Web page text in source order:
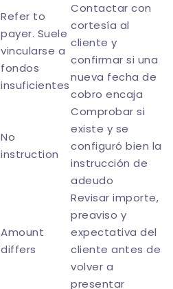
Refer to
payer. Suele
vincularse a
fondos
insuficientes
Contactar con
cortesía al
cliente y
confirmar si una
nueva fecha de
cobro encaja
No
instruction
Comprobar si
existe y se
configuró bien la
instrucción de
adeudo
Amount
differs
Revisar importe,
preaviso y
expectativa del
cliente antes de
volver a
presentar